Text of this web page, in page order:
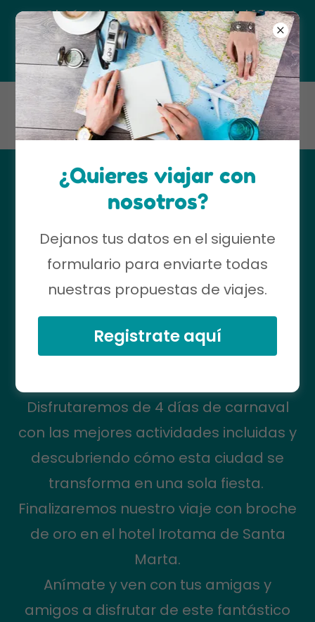
¡Obtén descuentos hasta del 10%
refiriendo a tus amigos o familiares!
Tel. +57 317 4411729
CARNAVAL DE
BARRANQUILLA
¡Nos vamos al Carnaval de
Barranquilla patrimonio cultural e
Acompáñanos en este viaje lleno de
Disfrutaremos de 4 días de carnaval
con las mejores actividades incluidas y
descubriendo cómo esta ciudad se
transforma en una sola fiesta.
Finalizaremos nuestro viaje con broche
de oro en el hotel Irotama de Santa
Marta.
Anímate y ven con tus amigas y
amigos a disfrutar de este fantástico
¿Quieres viajar con
nosotros?
Dejanos tus datos en el siguiente
formulario para enviarte todas
nuestras propuestas de viajes.
Registrate aquí